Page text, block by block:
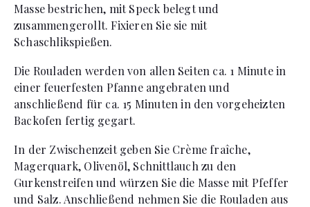
Masse bestrichen, mit Speck belegt und
zusammengerollt. Fixieren Sie sie mit
Schaschlikspießen.
Die Rouladen werden von allen Seiten ca. 1 Minute in
einer feuerfesten Pfanne angebraten und
anschließend für ca. 15 Minuten in den vorgeheizten
Backofen fertig gegart.
In der Zwischenzeit geben Sie Crème fraîche,
Magerquark, Olivenöl, Schnittlauch zu den
Gurkenstreifen und würzen Sie die Masse mit Pfeffer
und Salz. Anschließend nehmen Sie die Rouladen aus